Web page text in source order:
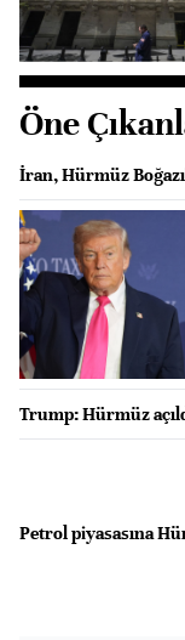
Öne
İran, Hürmüz
Trump: Hürmüz
Petrol piyasasına